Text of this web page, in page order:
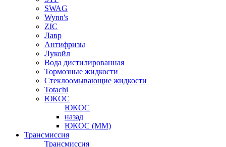
SWAG
Wynn's
ZIC
Лавр
Антифризы
Лукойл
Вода дистилированная
Тормозные жидкости
Стеклоомывающие жидкости
Totachi
ЮКОС
ЮКОС
назад
ЮКОС (ММ)
Трансмиссия
Трансмиссия